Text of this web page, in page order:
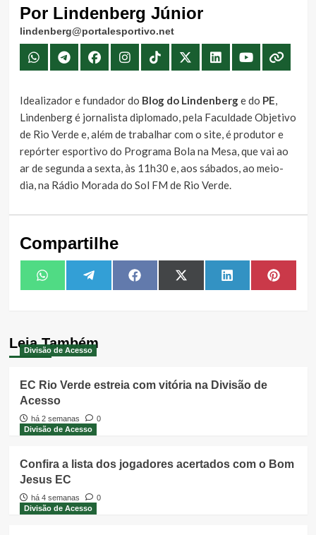
Por Lindenberg Júnior
lindenberg@portalesportivo.net
Idealizador e fundador do Blog do Lindenberge do PE,
Lindenberg é jornalista diplomado, pela Faculdade Objetivo
de Rio Verde e, além de trabalhar com o site, é produtor e
repórter esportivo do Programa Bola na Mesa, que vai ao
ar de segunda a sexta, às 11h30 e, aos sábados, ao meio-
dia, na Rádio Morada do Sol FM de Rio Verde.
Compartilhe
Share
on
WhatsAppShare
on
TelegramShare
on
FacebookShare
on
X
(Twitter)
Share
on
LinkedIn Share
on
Leia Também
Divisão de Acesso
EC Rio Verde estreia com vitória na Divisão de
Acesso
há 2 semanas
0
Divisão de Acesso
Confira a lista dos jogadores acertados com o Bom
Jesus EC
há 4 semanas
0
Divisão de Acesso